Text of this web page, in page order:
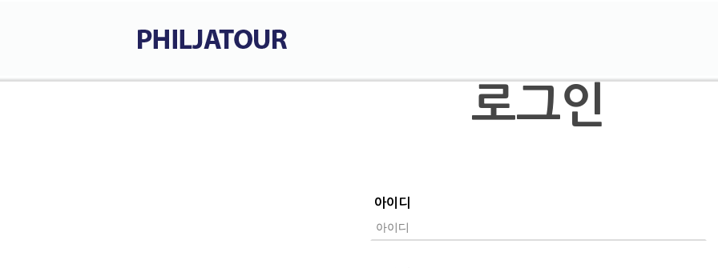
로그인
아이디